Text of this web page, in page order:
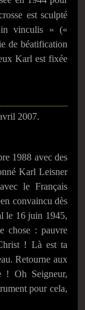
est sculpté
vinculis » («
de béatification
Karl est fixée
2007.
1988 avec des
Karl Leisner
le Français
convaincu dès
le 16 juin 1945,
chose : pauvre
! Là est ta
Retourne aux
! Oh Seigneur,
pour cela,